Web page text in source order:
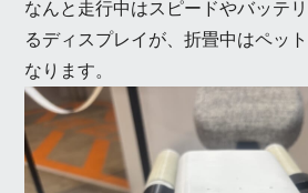
なんと走行中はスピードやバッテ
るディスプレイが、折畳中はペッ
なります。